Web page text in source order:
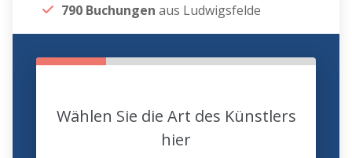
790 Buchungen aus Ludwigsfelde
Wählen Sie die Art des Künstlers
hier